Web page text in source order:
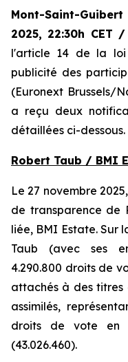
Mont-Saint-Guibert
2025, 22:30h CET /
l'article 14 de la
publicité des
(Euronext Brussels/
a reçu deux
détaillées ci-dessous.
Robert Taub / BMI
Le 27 novembre
de transparence de
liée, BMI Estate. Sur
Taub (avec ses
4.290.800 droits de
attachés à des titres
assimilés,
droits de vote en
(43.026.460).